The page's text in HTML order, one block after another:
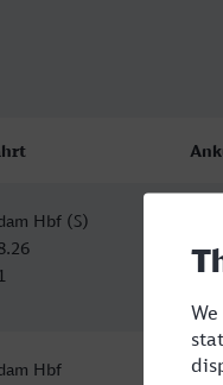
Hbf (S)
Hbf